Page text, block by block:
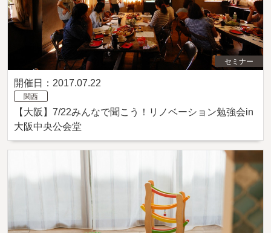
セミナー
開催日：2017.07.22
関西
【大阪】7/22みんなで聞こう！リノベーション勉強会in
大阪中央公会堂